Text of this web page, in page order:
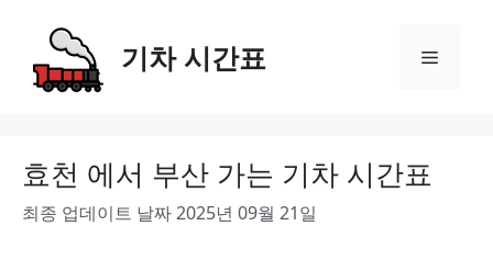
content
기차 시간표 Menu
효천 에서 부산 가는 기차 시간표
최종 업데이트 날짜 2025년 09월 21일